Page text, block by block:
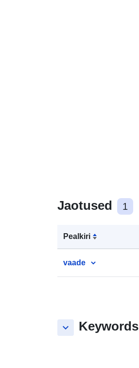
Jaotused 1
Pealkiri
vaade
keyboard_arrow_down Keywords